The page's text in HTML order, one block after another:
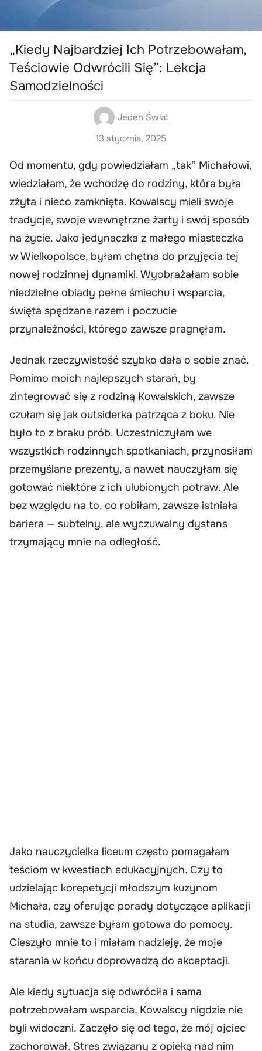
„Kiedy Najbardziej Ich Potrzebowałam,
Teściowie Odwrócili Się”: Lekcja
Samodzielności
Jeden Świat
13 stycznia, 2025
Od momentu, gdy powiedziałam „tak” Michałowi,
wiedziałam, że wchodzę do rodziny, która była
zżyta i nieco zamknięta. Kowalscy mieli swoje
tradycje, swoje wewnętrzne żarty i swój sposób
na życie. Jako jedynaczka z małego miasteczka
w Wielkopolsce, byłam chętna do przyjęcia tej
nowej rodzinnej dynamiki. Wyobrażałam sobie
niedzielne obiady pełne śmiechu i wsparcia,
święta spędzane razem i poczucie
przynależności, którego zawsze pragnęłam.
Jednak rzeczywistość szybko dała o sobie znać.
Pomimo moich najlepszych starań, by
zintegrować się z rodziną Kowalskich, zawsze
czułam się jak outsiderka patrząca z boku. Nie
było to z braku prób. Uczestniczyłam we
wszystkich rodzinnych spotkaniach, przynosiłam
przemyślane prezenty, a nawet nauczyłam się
gotować niektóre z ich ulubionych potraw. Ale
bez względu na to, co robiłam, zawsze istniała
bariera — subtelny, ale wyczuwalny dystans
trzymający mnie na odległość.
Jako nauczycielka liceum często pomagałam
teściom w kwestiach edukacyjnych. Czy to
udzielając korepetycji młodszym kuzynom
Michała, czy oferując porady dotyczące aplikacji
na studia, zawsze byłam gotowa do pomocy.
Cieszyło mnie to i miałam nadzieję, że moje
starania w końcu doprowadzą do akceptacji.
Ale kiedy sytuacja się odwróciła i sama
potrzebowałam wsparcia, Kowalscy nigdzie nie
byli widoczni. Zaczęło się od tego, że mój ojciec
zachorował. Stres związany z opieką nad nim